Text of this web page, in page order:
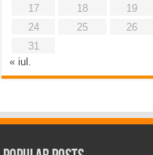
17
18 19
24
25 26
31
« iul.